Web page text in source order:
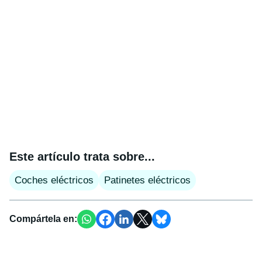
Este artículo trata sobre...
Coches eléctricos Patinetes eléctricos
Compártela en: